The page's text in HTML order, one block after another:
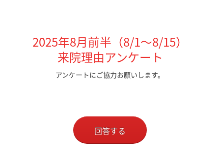
2025年8月前半 （8/1～8/15）
来院理由アンケート
アンケートにご協力お願いします。
回答する